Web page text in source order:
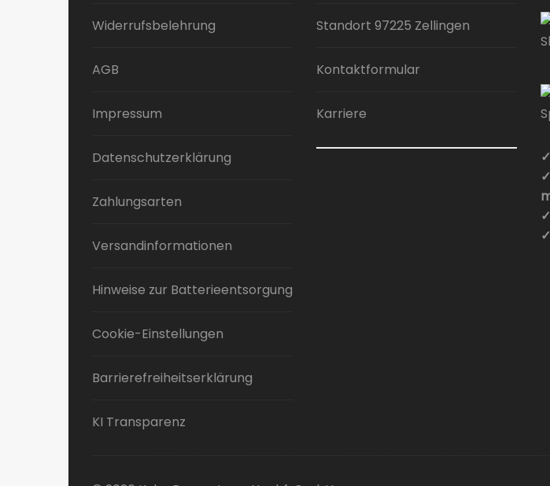
Widerrufsbelehrung
AGB
Impressum
Datenschutzerklärung
Zahlungsarten
Versandinformationen
Hinweise zur Batterieentsorgung
Cookie-Einstellungen
Barrierefreiheitserklärung
KI Transparenz
Standort 97225 Zellingen
Kontaktformular
Karriere